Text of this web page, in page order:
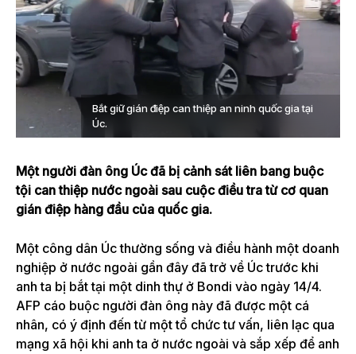
Bắt giữ gián điệp can thiệp an ninh quốc gia tại
Úc.
Một người đàn ông Úc đã bị cảnh sát liên bang buộc
tội can thiệp nước ngoài sau cuộc điều tra từ cơ quan
gián điệp hàng đầu của quốc gia.
Một công dân Úc thường sống và điều hành một doanh
nghiệp ở nước ngoài gần đây đã trở về Úc trước khi
anh ta bị bắt tại một dinh thự ở Bondi vào ngày 14/4.
AFP cáo buộc người đàn ông này đã được một cá
nhân, có ý định đến từ một tổ chức tư vấn, liên lạc qua
mạng xã hội khi anh ta ở nước ngoài và sắp xếp để anh